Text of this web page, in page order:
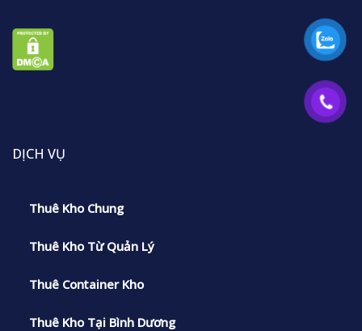
DỊCH VỤ
Thuê Kho Chung
Thuê Kho Từ Quản Lý
Thuê Container Kho
Thuê Kho Tại Bình Dương